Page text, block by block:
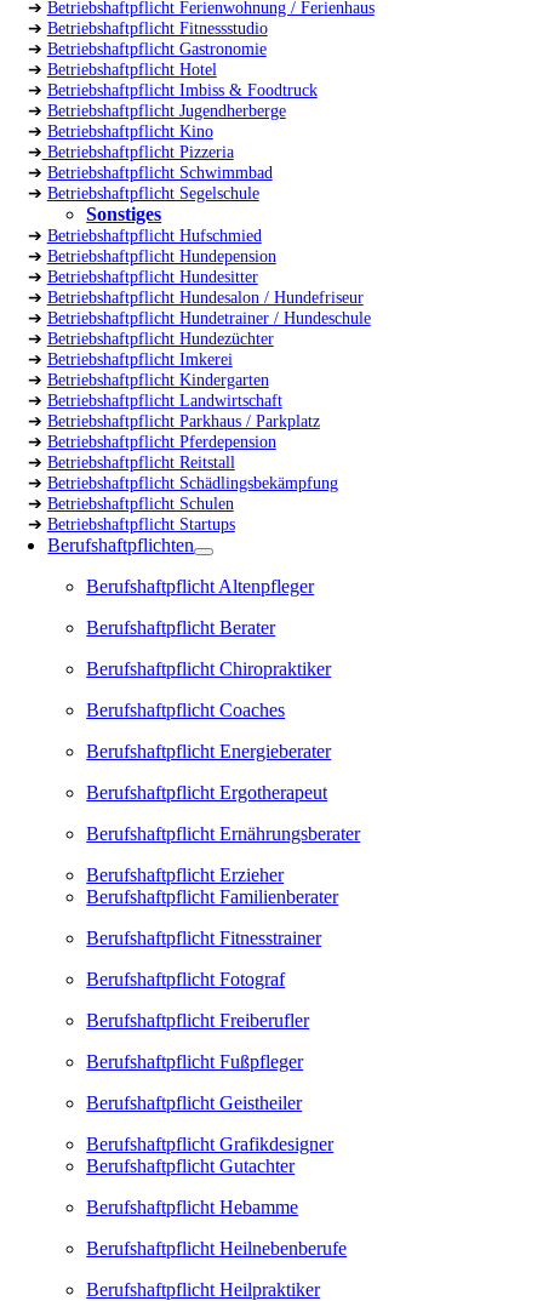
➔ Betriebshaftpflicht Ferienwohnung / Ferienhaus
➔ Betriebshaftpflicht Fitnessstudio
➔ Betriebshaftpflicht Gastronomie
➔ Betriebshaftpflicht Hotel
➔ Betriebshaftpflicht Imbiss & Foodtruck
➔ Betriebshaftpflicht Jugendherberge
➔ Betriebshaftpflicht Kino
➔ Betriebshaftpflicht Pizzeria
➔ Betriebshaftpflicht Schwimmbad
➔ Betriebshaftpflicht Segelschule
Sonstiges
➔ Betriebshaftpflicht Hufschmied
➔ Betriebshaftpflicht Hundepension
➔ Betriebshaftpflicht Hundesitter
➔ Betriebshaftpflicht Hundesalon / Hundefriseur
➔ Betriebshaftpflicht Hundetrainer / Hundeschule
➔ Betriebshaftpflicht Hundezüchter
➔ Betriebshaftpflicht Imkerei
➔ Betriebshaftpflicht Kindergarten
➔ Betriebshaftpflicht Landwirtschaft
➔ Betriebshaftpflicht Parkhaus / Parkplatz
➔ Betriebshaftpflicht Pferdepension
➔ Betriebshaftpflicht Reitstall
➔ Betriebshaftpflicht Schädlingsbekämpfung
➔ Betriebshaftpflicht Schulen
➔ Betriebshaftpflicht Startups
Berufshaftpflichten
Berufshaftpflicht Altenpfleger
Berufshaftpflicht Berater
Berufshaftpflicht Chiropraktiker
Berufshaftpflicht Coaches
Berufshaftpflicht Energieberater
Berufshaftpflicht Ergotherapeut
Berufshaftpflicht Ernährungsberater
Berufshaftpflicht Erzieher
Berufshaftpflicht Familienberater
Berufshaftpflicht Fitnesstrainer
Berufshaftpflicht Fotograf
Berufshaftpflicht Freiberufler
Berufshaftpflicht Fußpfleger
Berufshaftpflicht Geistheiler
Berufshaftpflicht Grafikdesigner
Berufshaftpflicht Gutachter
Berufshaftpflicht Hebamme
Berufshaftpflicht Heilnebenberufe
Berufshaftpflicht Heilpraktiker